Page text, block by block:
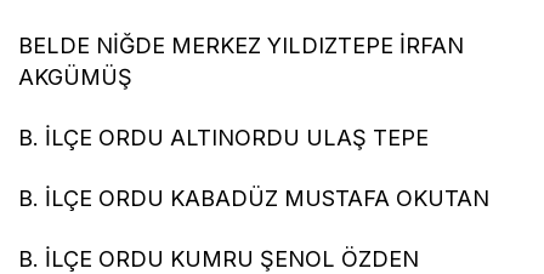
BELDE NİĞDE MERKEZ YILDIZTEPE İRFAN
AKGÜMÜŞ
B. İLÇE ORDU ALTINORDU ULAŞ TEPE
B. İLÇE ORDU KABADÜZ MUSTAFA OKUTAN
B. İLÇE ORDU KUMRU ŞENOL ÖZDEN